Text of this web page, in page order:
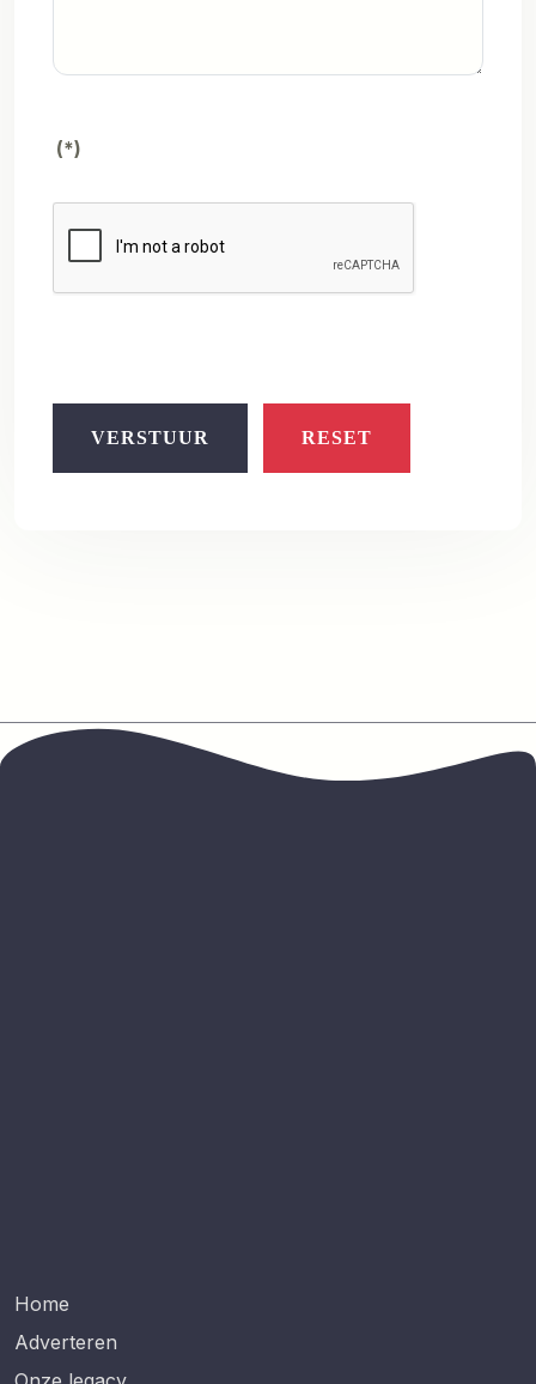
(*)
VERSTUUR RESET
Home
Adverteren